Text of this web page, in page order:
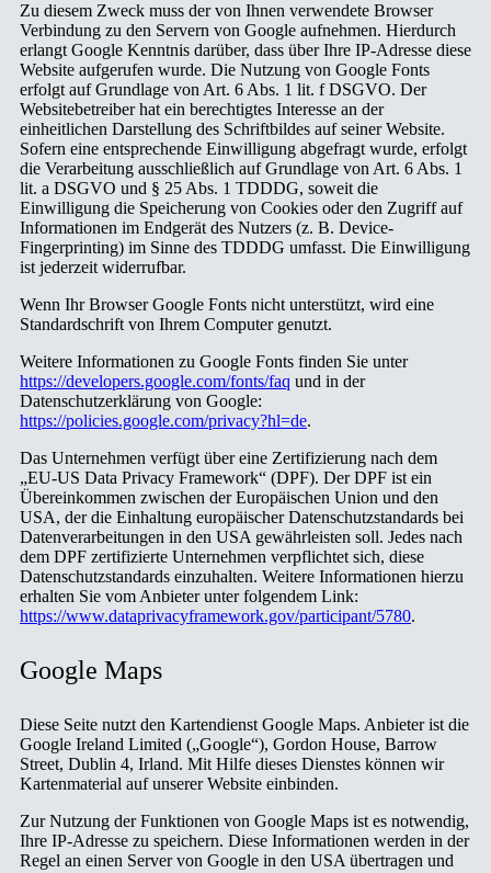
Zu diesem Zweck muss der von Ihnen verwendete Browser
Verbindung zu den Servern von Google aufnehmen. Hierdurch
erlangt Google Kenntnis darüber, dass über Ihre IP-Adresse diese
Website aufgerufen wurde. Die Nutzung von Google Fonts
erfolgt auf Grundlage von Art. 6 Abs. 1 lit. f DSGVO. Der
Websitebetreiber hat ein berechtigtes Interesse an der
einheitlichen Darstellung des Schriftbildes auf seiner Website.
Sofern eine entsprechende Einwilligung abgefragt wurde, erfolgt
die Verarbeitung ausschließlich auf Grundlage von Art. 6 Abs. 1
lit. a DSGVO und § 25 Abs. 1 TDDDG, soweit die
Einwilligung die Speicherung von Cookies oder den Zugriff auf
Informationen im Endgerät des Nutzers (z. B. Device-
Fingerprinting) im Sinne des TDDDG umfasst. Die Einwilligung
ist jederzeit widerrufbar.
Wenn Ihr Browser Google Fonts nicht unterstützt, wird eine
Standardschrift von Ihrem Computer genutzt.
Weitere Informationen zu Google Fonts finden Sie unter
https://developers.google.com/fonts/faq und in der
Datenschutzerklärung von Google:
https://policies.google.com/privacy?hl=de.
Das Unternehmen verfügt über eine Zertifizierung nach dem
„EU-US Data Privacy Framework“ (DPF). Der DPF ist ein
Übereinkommen zwischen der Europäischen Union und den
USA, der die Einhaltung europäischer Datenschutzstandards bei
Datenverarbeitungen in den USA gewährleisten soll. Jedes nach
dem DPF zertifizierte Unternehmen verpflichtet sich, diese
Datenschutzstandards einzuhalten. Weitere Informationen hierzu
erhalten Sie vom Anbieter unter folgendem Link:
https://www.dataprivacyframework.gov/participant/5780.
Google Maps
Diese Seite nutzt den Kartendienst Google Maps. Anbieter ist die
Google Ireland Limited („Google“), Gordon House, Barrow
Street, Dublin 4, Irland. Mit Hilfe dieses Dienstes können wir
Kartenmaterial auf unserer Website einbinden.
Zur Nutzung der Funktionen von Google Maps ist es notwendig,
Ihre IP-Adresse zu speichern. Diese Informationen werden in der
Regel an einen Server von Google in den USA übertragen und